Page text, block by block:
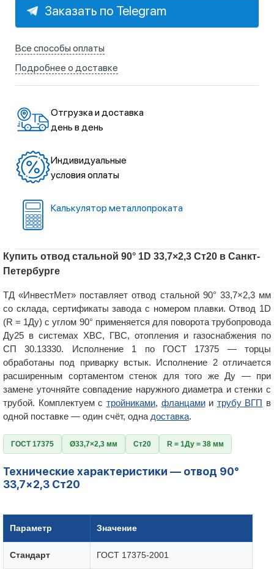
Заказать по Telegram
Все способы оплаты
Подробнее о доставке
Отгрузка и доставка
день в день
Индивидуальные
условия оплаты
Калькулятор металлопроката
Купить отвод стальной 90° 1D 33,7×2,3 Ст20 в Санкт-
Петербурге
ТД «ИнвестМет» поставляет отвод стальной 90° 33,7×2,3 мм
со склада, сертификаты завода с номером плавки. Отвод 1D
(R = 1Ду) с углом 90° применяется для поворота трубопровода
Ду25 в системах ХВС, ГВС, отопления и газоснабжения по
СП 30.13330. Исполнение 1 по ГОСТ 17375 — торцы
обработаны под приварку встык. Исполнение 2 отличается
расширенным сортаментом стенок для того же Ду — при
замене уточняйте совпадение наружного диаметра и стенки с
трубой. Комплектуем с тройниками, фланцамии трубу ВГП в
одной поставке — один счёт, одна доставка.
ГОСТ 17375 Ø33,7×2,3 мм Ст20 R = 1Ду = 38 мм
Технические характеристики — отвод 90°
33,7×2,3 Ст20
Параметр Значение
Стандарт ГОСТ 17375-2001